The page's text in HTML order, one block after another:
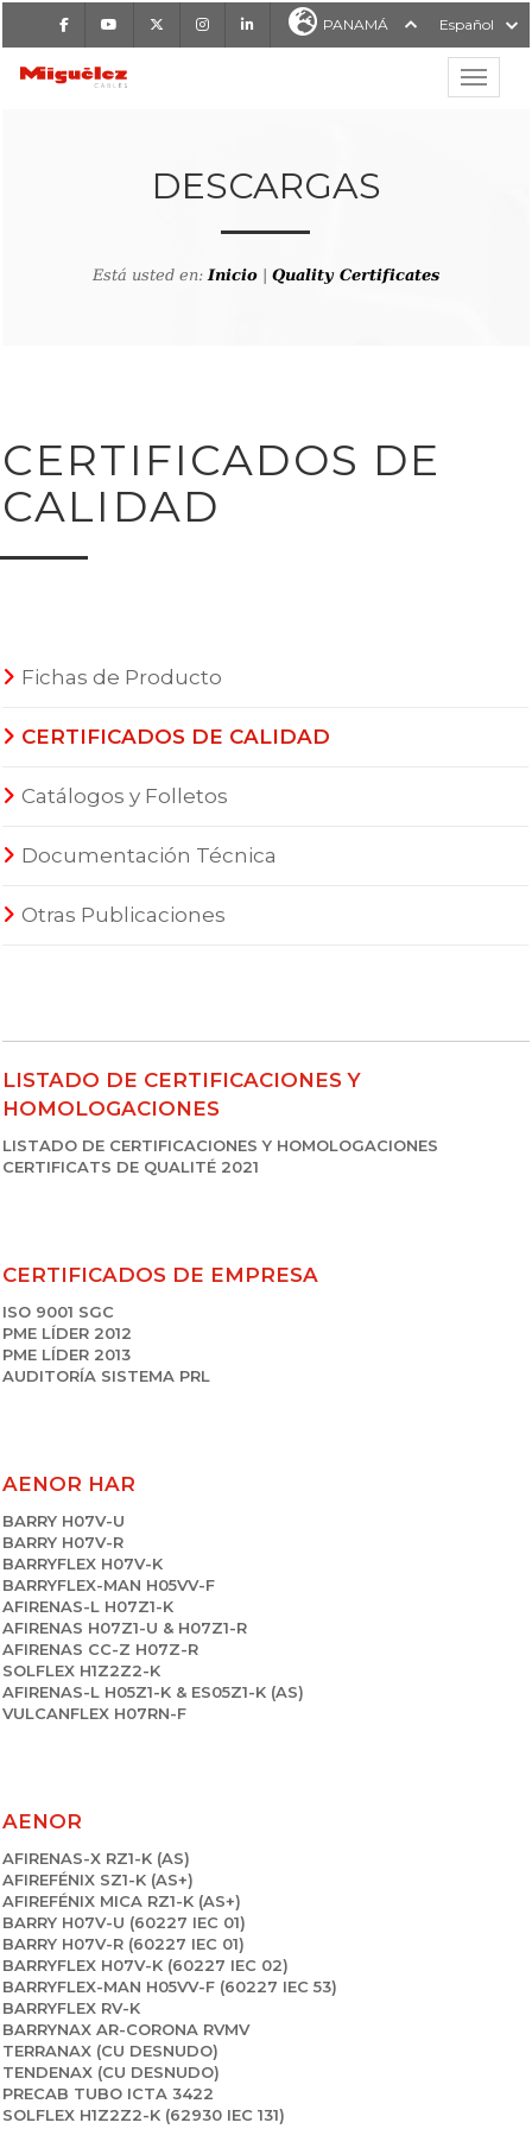
FacebookYoutube InstagramLinkedIn PANAMÁ Español
MIGUÉLEZ CABLES
DESCARGAS
Está usted en:Inicio Quality Certificates
CERTIFICADOS DE
CALIDAD
Fichas de Producto
CERTIFICADOS DE CALIDAD
Catálogos y Folletos
Documentación Técnica
Otras Publicaciones
LISTADO DE CERTIFICACIONES Y
HOMOLOGACIONES
LISTADO DE CERTIFICACIONES Y HOMOLOGACIONES
CERTIFICATS DE QUALITÉ 2021
CERTIFICADOS DE EMPRESA
ISO 9001 SGC
PME LÍDER 2012
PME LÍDER 2013
AUDITORÍA SISTEMA PRL
AENOR HAR
BARRY H07V-U
BARRY H07V-R
BARRYFLEX H07V-K
BARRYFLEX-MAN H05VV-F
AFIRENAS-L H07Z1-K
AFIRENAS H07Z1-U & H07Z1-R
AFIRENAS CC-Z H07Z-R
SOLFLEX H1Z2Z2-K
AFIRENAS-L H05Z1-K & ES05Z1-K (AS)
VULCANFLEX H07RN-F
AENOR
AFIRENAS-X RZ1-K (AS)
AFIREFÉNIX SZ1-K (AS+)
AFIREFÉNIX MICA RZ1-K (AS+)
BARRY H07V-U (60227 IEC 01)
BARRY H07V-R (60227 IEC 01)
BARRYFLEX H07V-K (60227 IEC 02)
BARRYFLEX-MAN H05VV-F (60227 IEC 53)
BARRYFLEX RV-K
BARRYNAX AR-CORONA RVMV
TERRANAX (CU DESNUDO)
TENDENAX (CU DESNUDO)
PRECAB TUBO ICTA 3422
SOLFLEX H1Z2Z2-K (62930 IEC 131)